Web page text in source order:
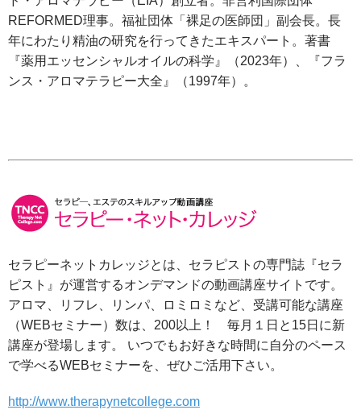
REFORMED理事。福祉団体「裸足の医師団」副会長。長
年にわたり精油の研究を行ってきたエキスパート。著書
『薬用エッセンシャルオイルの科学』（2023年）、『フラ
ンス・アロマテラピー大全』（1997年）。
セラピーネットカレッジとは、セラピストの専門誌『セラ
ピスト』が運営するオンデマンドの動画講座サイトです。
アロマ、リフレ、リンパ、ロミロミなど、受講可能な講座
（WEBセミナー）数は、200以上！ 毎月１日と15日に新
講座が登場します。 いつでもお好きな時間に自分のペース
で学べるWEBセミナーを、ぜひご活用下さい。
http://www.therapynetcollege.com